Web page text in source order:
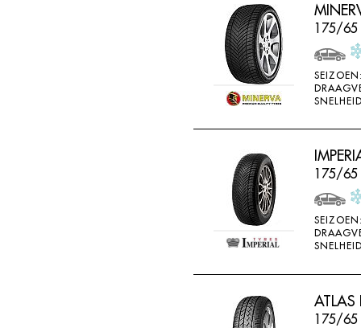
175/65
175/65
ATLAS
175/65